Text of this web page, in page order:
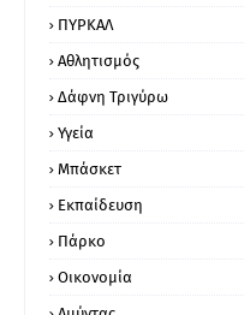
ΠΥΡΚΑΛ
Αθλητισμός
Δάφνη Τριγύρω
Υγεία
Μπάσκετ
Εκπαίδευση
Πάρκο
Οικονομία